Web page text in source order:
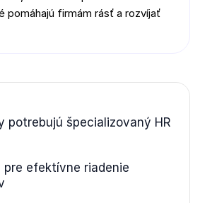
pomáhajú firmám rásť a rozvíjať
potrebujú špecializovaný HR
efektívne riadenie